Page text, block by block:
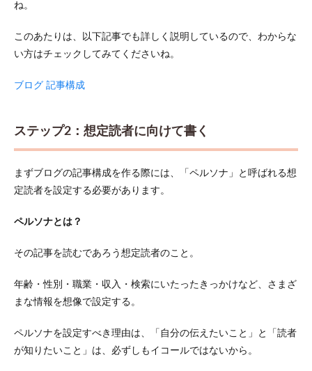
見出
し画
飾類
を使
書き
マス
して
良質
事を
書こ
う！
ね。
このあたりは、以下記事でも詳しく説明しているので、わからな
い方はチェックしてみてくださいね。
ブログ 記事構成
ステップ2：想定読者に向けて書く
まずブログの記事構成を作る際には、「ペルソナ」と呼ばれる想
定読者を設定する必要があります。
ペルソナとは？
その記事を読むであろう想定読者のこと。
年齢・性別・職業・収入・検索にいたったきっかけなど、さまざ
まな情報を想像で設定する。
ペルソナを設定すべき理由は、「自分の伝えたいこと」と「読者
が知りたいこと」は、必ずしもイコールではないから。